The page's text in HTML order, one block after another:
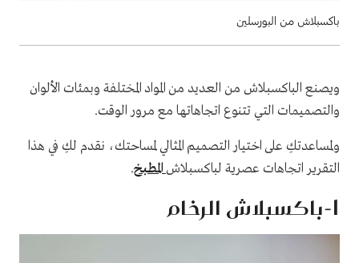
باكسبلاش من البورسلين
ويصنع الباكسبلاش من العديد من المواد المختلفة وبمئات الألوان
والتصميمات التي تتنوع اتجاهاتها مع مرور الوقت.
ولمساعدتكِ على اختيار التصميم المثالي لمساحتك، نقدم لكِ في هذا
التقرير اتجاهات عصرية لباكسبلاشالمطبخ.
1-باكسبلاش الرخام